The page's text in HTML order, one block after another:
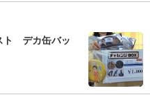
ト デカ缶バッ